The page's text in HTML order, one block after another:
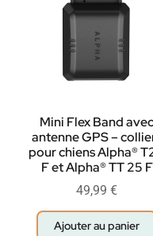
Mini Flex Band avec
antenne GPS –
pour chiens Alpha®
F et Alpha® TT 25 F
49,99 €
Ajouter au panier